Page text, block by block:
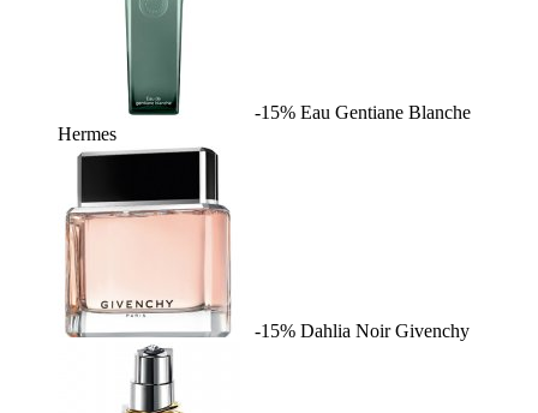
-15% Eau Gentiane Blanche
Hermes
-15% Dahlia Noir Givenchy